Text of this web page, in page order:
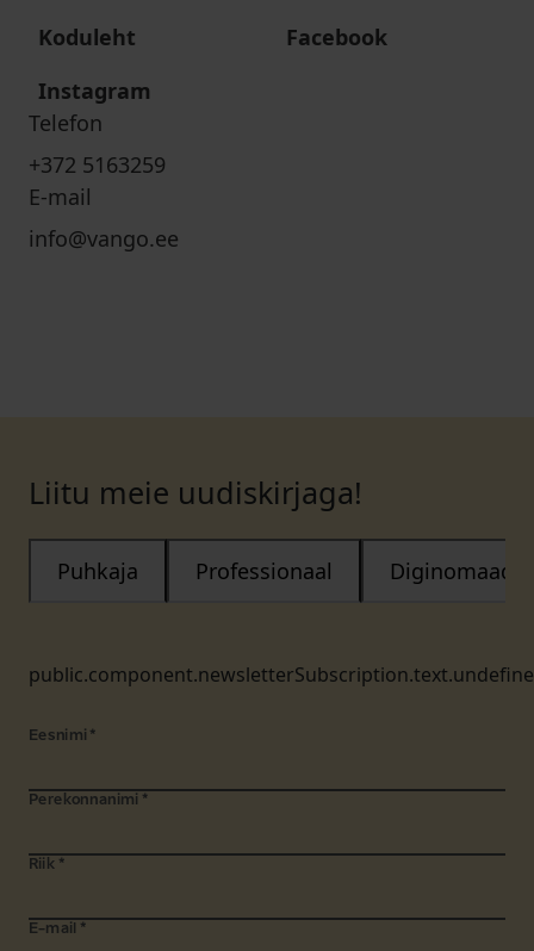
Koduleht
Facebook
Instagram
Telefon
+372 5163259
E-mail
info@vango.ee
Liitu meie uudiskirjaga!
Puhkaja Professionaal Diginomaad
Eesnimi *
Perekonnanimi *
Riik *
E-mail *